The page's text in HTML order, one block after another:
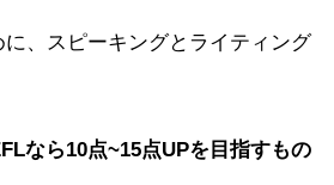
、スピーキングとライティング
なら10点~15点UPを目指すもの